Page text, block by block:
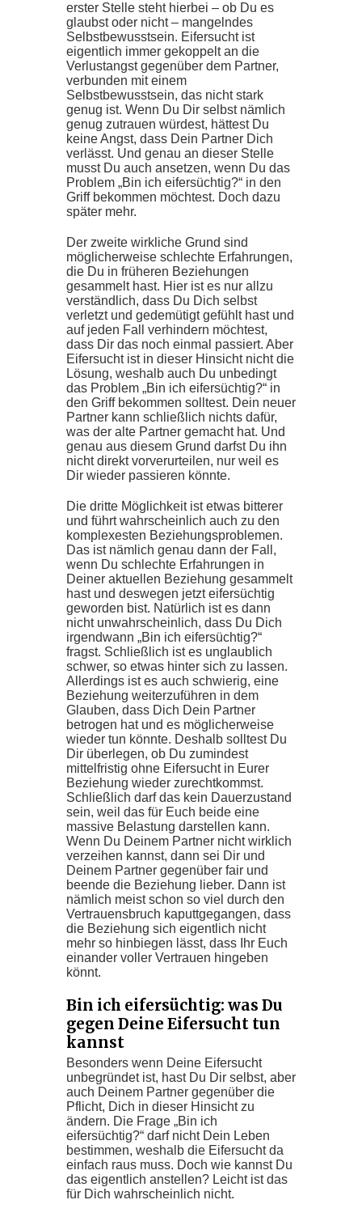
erster Stelle steht hierbei – ob Du es
glaubst oder nicht – mangelndes
Selbstbewusstsein. Eifersucht ist
eigentlich immer gekoppelt an die
Verlustangst gegenüber dem Partner,
verbunden mit einem
Selbstbewusstsein, das nicht stark
genug ist. Wenn Du Dir selbst nämlich
genug zutrauen würdest, hättest Du
keine Angst, dass Dein Partner Dich
verlässt. Und genau an dieser Stelle
musst Du auch ansetzen, wenn Du das
Problem „Bin ich eifersüchtig?“ in den
Griff bekommen möchtest. Doch dazu
später mehr.
Der zweite wirkliche Grund sind
möglicherweise schlechte Erfahrungen,
die Du in früheren Beziehungen
gesammelt hast. Hier ist es nur allzu
verständlich, dass Du Dich selbst
verletzt und gedemütigt gefühlt hast und
auf jeden Fall verhindern möchtest,
dass Dir das noch einmal passiert. Aber
Eifersucht ist in dieser Hinsicht nicht die
Lösung, weshalb auch Du unbedingt
das Problem „Bin ich eifersüchtig?“ in
den Griff bekommen solltest. Dein neuer
Partner kann schließlich nichts dafür,
was der alte Partner gemacht hat. Und
genau aus diesem Grund darfst Du ihn
nicht direkt vorverurteilen, nur weil es
Dir wieder passieren könnte.
Die dritte Möglichkeit ist etwas bitterer
und führt wahrscheinlich auch zu den
komplexesten Beziehungsproblemen.
Das ist nämlich genau dann der Fall,
wenn Du schlechte Erfahrungen in
Deiner aktuellen Beziehung gesammelt
hast und deswegen jetzt eifersüchtig
geworden bist. Natürlich ist es dann
nicht unwahrscheinlich, dass Du Dich
irgendwann „Bin ich eifersüchtig?“
fragst. Schließlich ist es unglaublich
schwer, so etwas hinter sich zu lassen.
Allerdings ist es auch schwierig, eine
Beziehung weiterzuführen in dem
Glauben, dass Dich Dein Partner
betrogen hat und es möglicherweise
wieder tun könnte. Deshalb solltest Du
Dir überlegen, ob Du zumindest
mittelfristig ohne Eifersucht in Eurer
Beziehung wieder zurechtkommst.
Schließlich darf das kein Dauerzustand
sein, weil das für Euch beide eine
massive Belastung darstellen kann.
Wenn Du Deinem Partner nicht wirklich
verzeihen kannst, dann sei Dir und
Deinem Partner gegenüber fair und
beende die Beziehung lieber. Dann ist
nämlich meist schon so viel durch den
Vertrauensbruch kaputtgegangen, dass
die Beziehung sich eigentlich nicht
mehr so hinbiegen lässt, dass Ihr Euch
einander voller Vertrauen hingeben
könnt.
Bin ich eifersüchtig: was Du
gegen Deine Eifersucht tun
kannst
Besonders wenn Deine Eifersucht
unbegründet ist, hast Du Dir selbst, aber
auch Deinem Partner gegenüber die
Pflicht, Dich in dieser Hinsicht zu
ändern. Die Frage „Bin ich
eifersüchtig?“ darf nicht Dein Leben
bestimmen, weshalb die Eifersucht da
einfach raus muss. Doch wie kannst Du
das eigentlich anstellen? Leicht ist das
für Dich wahrscheinlich nicht.